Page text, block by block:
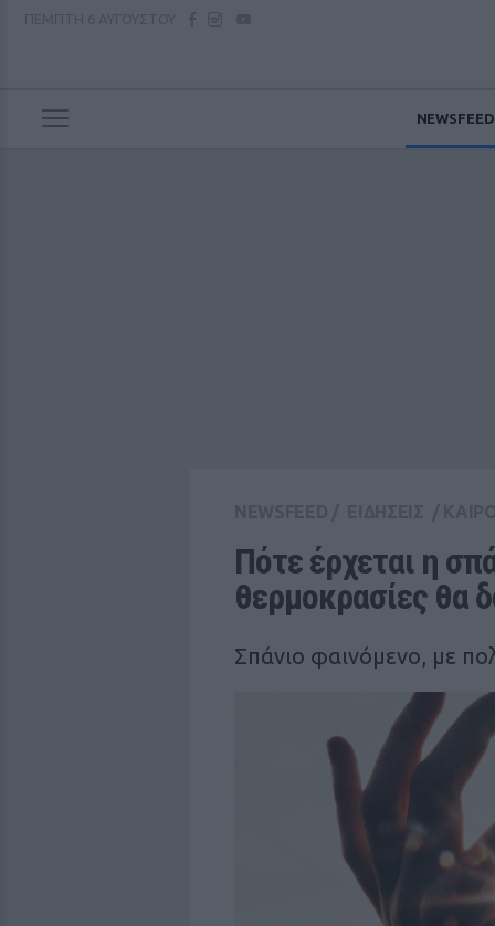
NEWSFEED
Πότε έρχεται η
θερμοκρασίες θα
Σπάνιο φαινόμενο, με